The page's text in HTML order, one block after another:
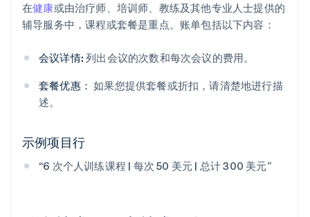
在健康或由治疗师、培训师、教练及其他专业人士提供的
辅导服务中，课程或套餐是重点。账单包括以下内容：
会议详情: 列出会议的次数和每次会议的费用。
套餐优惠： 如果您提供套餐或折扣，请清楚地进行描
述。
示例项目行
“6 次个人训练课程 | 每次 50 美元 | 总计 300 美元”